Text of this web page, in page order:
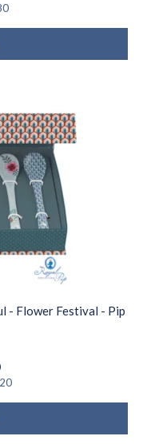
- Flower Festival - Pip